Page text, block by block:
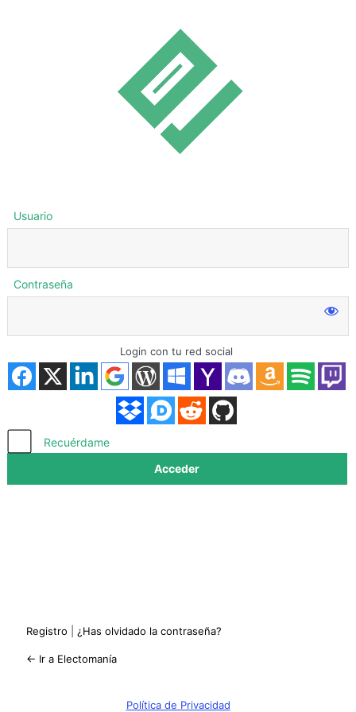
Acceder
Usuario
Contraseña
Login con tu red social
Recuérdame
Registro ¿Has olvidado la contraseña?
← Ir a Electomanía
Política de Privacidad